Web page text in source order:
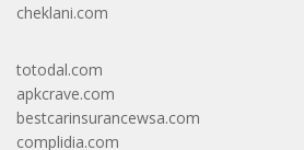
cheklani.com
totodal.com
apkcrave.com
bestcarinsurancewsa.com
complidia.com